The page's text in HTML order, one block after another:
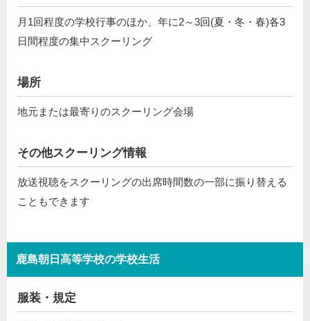
月1回程度の学校行事のほか、年に2～3回(夏・冬・春)各3
日間程度の集中スクーリング
場所
地元または最寄りのスクーリング会場
その他スクーリング情報
放送視聴をスクーリングの出席時間数の一部に振り替える
こともできます
鹿島朝日高等学校の学校生活
服装・規定